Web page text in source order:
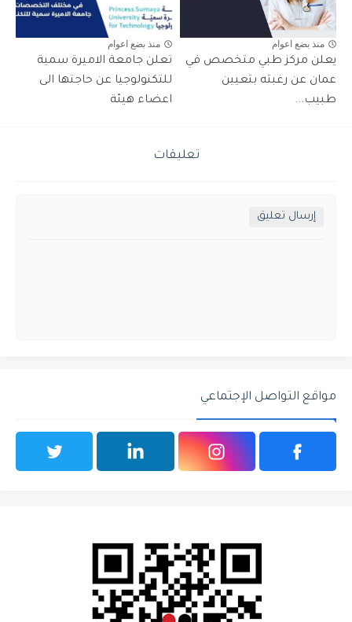
منذ بضع اعوام
يعلن مركز طبي متخصص في
عمان عن رغبته بتعيين
طبيب...
منذ بضع اعوام
تعلن جامعة الاميرة سمية
للتكنولوجيا عن حاجتها الى
اعضاء هيئة
تعليقات
إرسال تعليق
مواقع التواصل الإجتماعي